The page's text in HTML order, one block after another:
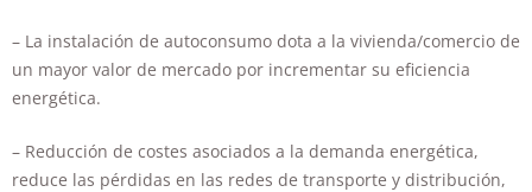
– La instalación de autoconsumo dota a la vivienda/comercio de
un mayor valor de mercado por incrementar su eficiencia
energética.
– Reducción de costes asociados a la demanda energética,
reduce las pérdidas en las redes de transporte y distribución,